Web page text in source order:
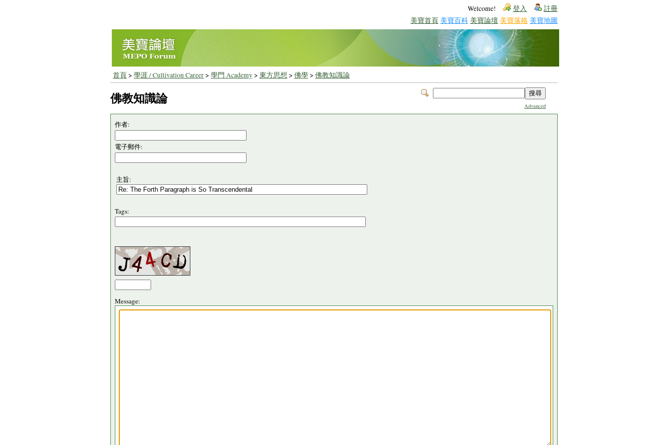
Welcome! 登入 註冊
美寶首頁 美寶百科 美寶論壇 美寶落格 美寶地圖
首頁> 學涯 / Cultivation Career> 學門 Academy> 東方思想 > 佛學> 佛教知識論
Advanced
佛教知識論
作者:
電子郵件:
主旨:
Tags:
Message: